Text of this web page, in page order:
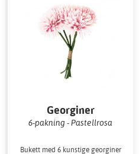
Georginer
6-pakning - Pastellrosa
Bukett med 6 kunstige georginer